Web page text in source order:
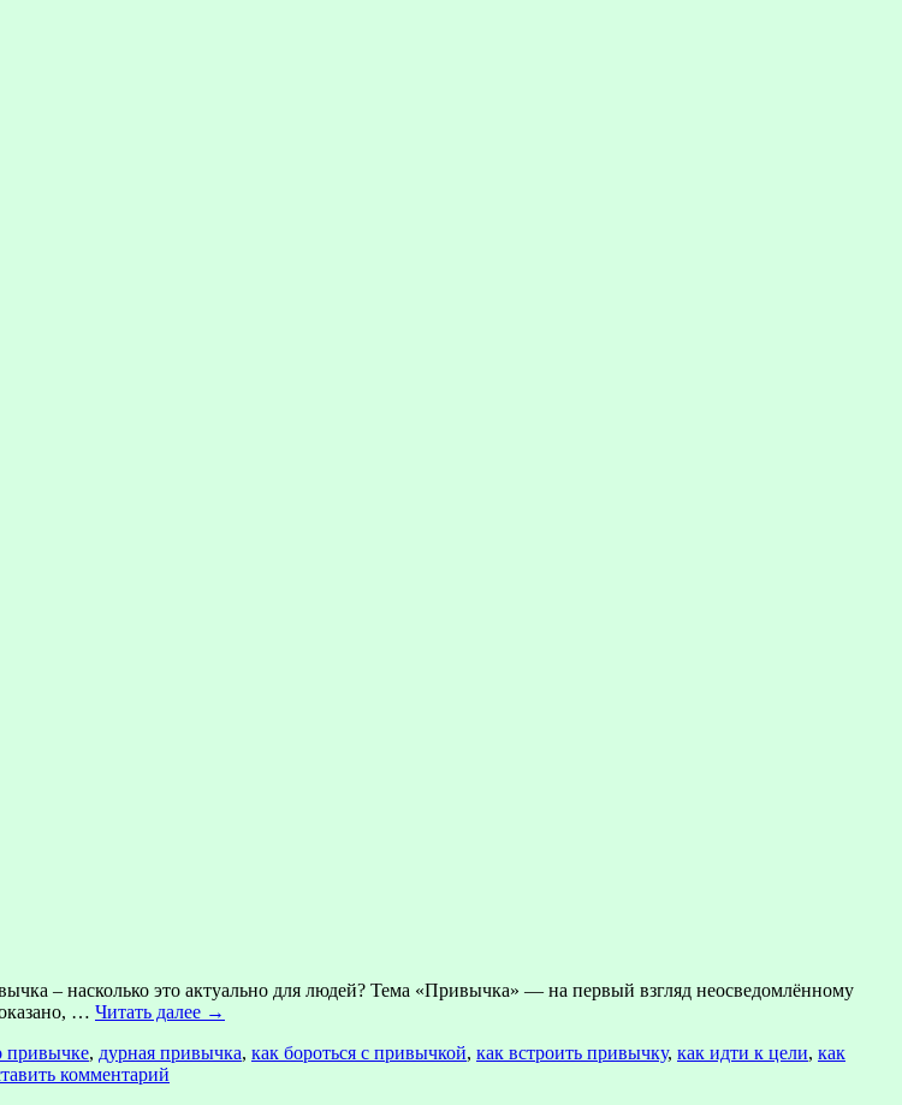
– насколько это актуально для людей? Тема «Привычка» — на первый взгляд неосведомлённому
… Читать далее →
привычке, дурная привычка, как бороться с привычкой, как встроить привычку, как идти к цели, как
комментарий